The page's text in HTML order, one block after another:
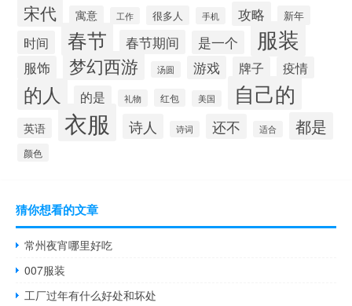
宋代 寓意 工作 很多人 手机 攻略 新年
时间 春节 春节期间 是一个 服装
服饰 梦幻西游 汤圆 游戏 牌子 疫情
的人 的是 礼物 红包 美国 自己的
英语 衣服 诗人 诗词 还不 适合 都是
颜色
猜你想看的文章
常州夜宵哪里好吃
007服装
工厂过年有什么好处和坏处